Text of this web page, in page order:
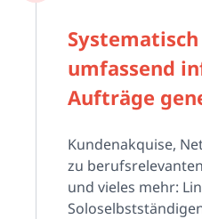
umfassend
Aufträge
Kundenakquise,
zu
und vieles mehr: